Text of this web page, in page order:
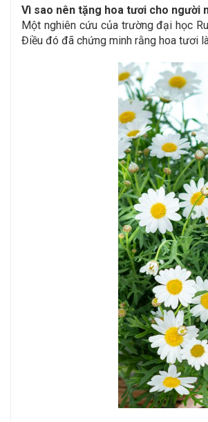
Vì sao nên tặng hoa tươi cho người
Một nghiên cứu của trường đại học
Điều đó đã chứng minh rằng hoa tươi